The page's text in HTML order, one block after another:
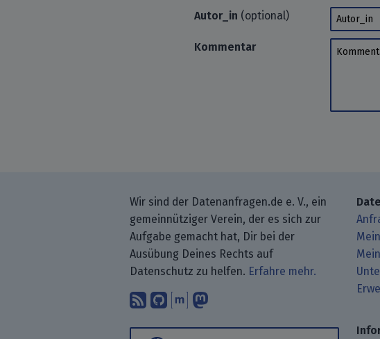
Autor_in (optional) Autor_in
Kommentar
Wir sind der Datenanfragen.de e. V., ein
gemeinnütziger Verein, der es sich zur
Aufgabe gemacht hat, Dir bei der
Ausübung Deines Rechts auf
Datenschutz zu helfen. Erfahre mehr.
Abonniere unsere
Finde uns bei GitHub.
Unterhalte Dich mit uns
Folge uns bei